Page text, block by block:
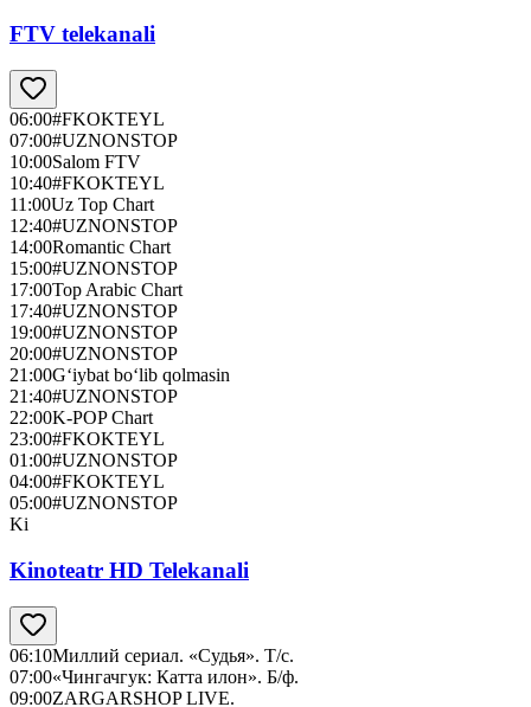
FTV telekanali
06:00#FKOKTEYL
07:00#UZNONSTOP
10:00Salom FTV
10:40#FKOKTEYL
11:00Uz Top Chart
12:40#UZNONSTOP
14:00Romantic Chart
15:00#UZNONSTOP
17:00Top Arabic Chart
17:40#UZNONSTOP
19:00#UZNONSTOP
20:00#UZNONSTOP
21:00G‘iybat bo‘lib qolmasin
21:40#UZNONSTOP
22:00K-POP Chart
23:00#FKOKTEYL
01:00#UZNONSTOP
04:00#FKOKTEYL
05:00#UZNONSTOP
Ki
Kinoteatr HD Telekanali
06:10Миллий сериал. «Судья». Т/с.
07:00«Чингачгук: Катта илон». Б/ф.
09:00ZARGARSHOP LIVE.